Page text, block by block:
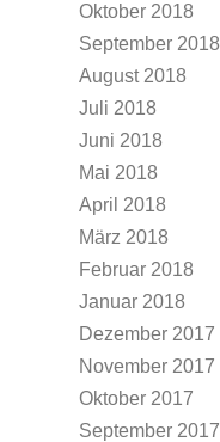
Oktober 2018
September 2018
August 2018
Juli 2018
Juni 2018
Mai 2018
April 2018
März 2018
Februar 2018
Januar 2018
Dezember 2017
November 2017
Oktober 2017
September 2017